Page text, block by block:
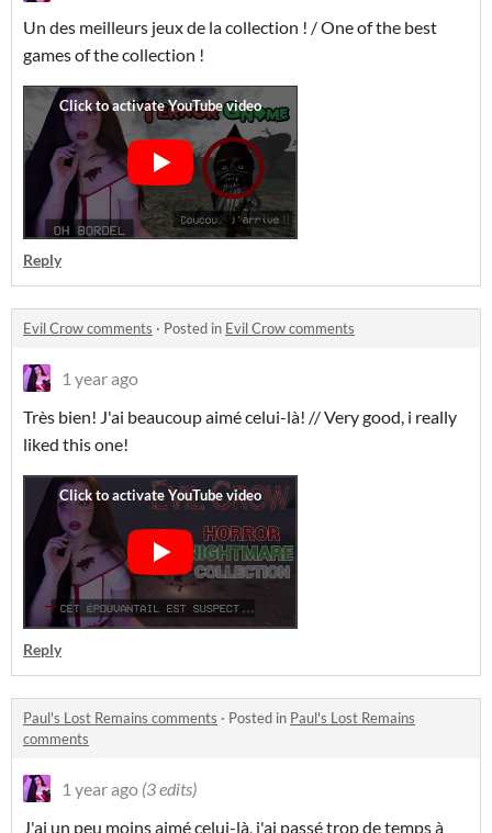
Un des meilleurs jeux de la collection ! / One of the best
games of the collection !
Reply
Evil Crow comments · Posted in Evil Crow comments
1 year ago
Très bien! J'ai beaucoup aimé celui-là! // Very good, i really
liked this one!
Reply
Paul's Lost Remains comments · Posted in Paul's Lost Remains
comments
1 year ago (3 edits)
J'ai un peu moins aimé celui-là, j'ai passé trop de temps à